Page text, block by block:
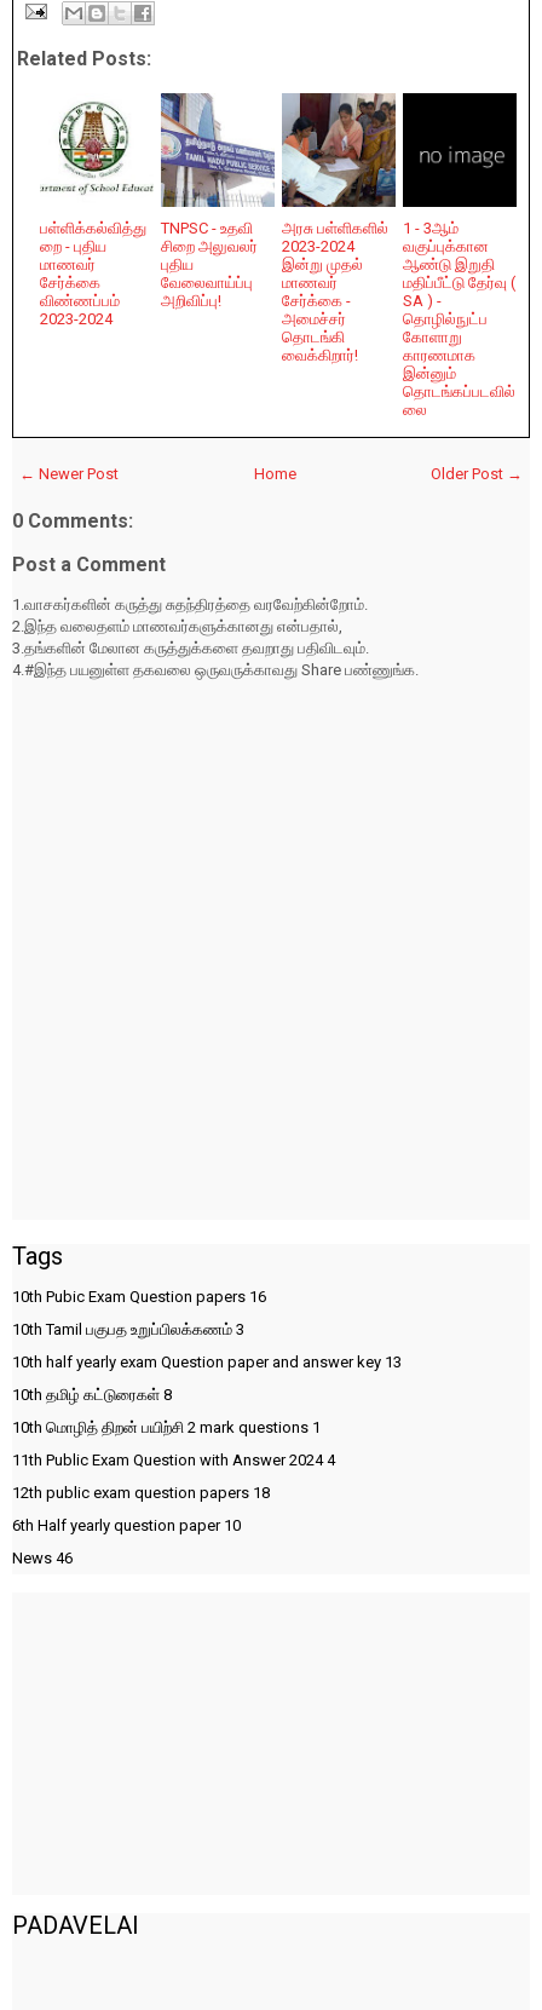
Related Posts:
பள்ளிக்கல்வித்து
றை - புதிய
மாணவர்
சேர்க்கை
விண்ணப்பம்
2023-2024
TNPSC - உதவி
சிறை அலுவலர்
புதிய
வேலைவாய்ப்பு
அறிவிப்பு!
அரசு பள்ளிகளில்
2023-2024
இன்று முதல்
மாணவர்
சேர்க்கை -
அமைச்சர்
தொடங்கி
வைக்கிறார்!
1 - 3ஆம்
வகுப்புக்கான
ஆண்டு இறுதி
மதிப்பீட்டு தேர்வு (
SA ) -
தொழில்நுட்ப
கோளாறு
காரணமாக
இன்னும்
தொடங்கப்படவில்
லை
← Newer Post Older Post →
Home
0 Comments:
Post a Comment
1.வாசகர்களின் கருத்து சுதந்திரத்தை வரவேற்கின்றோம்.
2.இந்த வலைதளம் மாணவர்களுக்கானது என்பதால்,
3.தங்களின் மேலான கருத்துக்களை தவறாது பதிவிடவும்.
4.#இந்த பயனுள்ள தகவலை ஒருவருக்காவது Share பண்ணுங்க.
Tags
10th Pubic Exam Question papers 16
10th Tamil பகுபத உறுப்பிலக்கணம் 3
10th half yearly exam Question paper and answer key 13
10th தமிழ் கட்டுரைகள் 8
10th மொழித் திறன் பயிற்சி 2 mark questions 1
11th Public Exam Question with Answer 20244
12th public exam question papers 18
6th Half yearly question paper 10
News 46
PADAVELAI